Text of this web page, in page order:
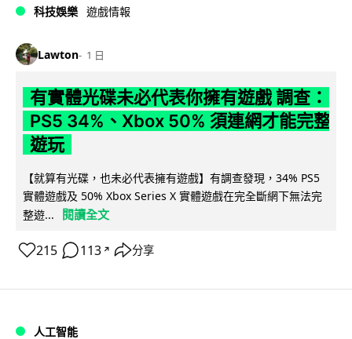
科技娛樂 遊戲情報
Lawton 1 日
有實體光碟未必代表你擁有遊戲 調查：
PS5 34%、Xbox 50% 須連網才能完整
遊玩
【就算有光碟，也未必代表擁有遊戲】有調查發現，34% PS5
實體遊戲及 50% Xbox Series X 實體遊戲在完全斷網下無法完
整遊...
閱讀全文
215 113 ↗ 分享
人工智能